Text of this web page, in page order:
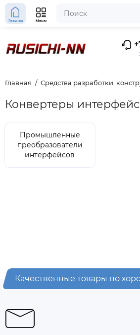
Главная Меню
Главная Средства разработки,
Конвертеры
Промышленные
преобразователи
интерфейсов
Качественные товары по